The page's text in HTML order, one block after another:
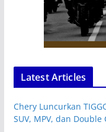
Latest Articles
Chery Luncurkan
SUV, MPV, dan Double